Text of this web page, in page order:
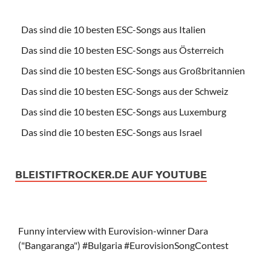
Das sind die 10 besten ESC-Songs aus Italien
Das sind die 10 besten ESC-Songs aus Österreich
Das sind die 10 besten ESC-Songs aus Großbritannien
Das sind die 10 besten ESC-Songs aus der Schweiz
Das sind die 10 besten ESC-Songs aus Luxemburg
Das sind die 10 besten ESC-Songs aus Israel
BLEISTIFTROCKER.DE AUF YOUTUBE
Funny interview with Eurovision-winner Dara
("Bangaranga") #Bulgaria #EurovisionSongContest